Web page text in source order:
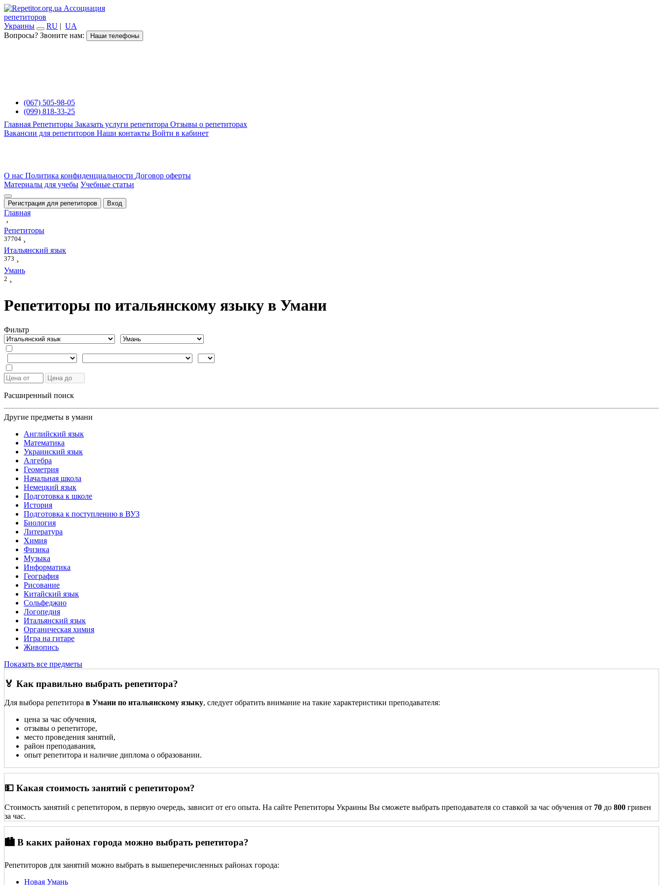
Ассоциация
репетиторов
Украины
RU | UA
Вопросы? Звоните нам:
Наши телефоны
(067) 505-98-05
(099) 818-33-25
Главная Репетиторы Заказать услуги репетитора Отзывы о репетиторах
Вакансии для репетиторов Наши контакты Войти в кабинет
О нас Политика конфиденциальности Договор оферты
Материалы для учебы Учебные статьи
Регистрация для репетиторов Вход
Главная
›
Репетиторы
37704 ›
Итальянский язык
373 ›
Умань
2 ›
Репетиторы по итальянскому языку в Умани
Фильтр
Расширенный поиск
Другие предметы в умани
Английский язык
Математика
Украинский язык
Алгебра
Геометрия
Начальная школа
Немецкий язык
Подготовка к школе
История
Подготовка к поступлению в ВУЗ
Биология
Литература
Химия
Физика
Музыка
Информатика
География
Рисование
Китайский язык
Сольфеджио
Логопедия
Итальянский язык
Органическая химия
Игра на гитаре
Живопись
Показать все предметы
🏅 Как правильно выбрать репетитора?
Для выбора репетитора в Умани по итальянскому языку, следует обратить внимание на такие характеристики преподавателя:
цена за час обучения,
отзывы о репетиторе,
место проведения занятий,
район преподавания,
опыт репетитора и наличие диплома о образовании.
💵 Какая стоимость занятий с репетитором?
Стоимость занятий с репетитором, в первую очередь, зависит от его опыта. На сайте Репетиторы Украины Вы сможете выбрать преподавателя со ставкой за час обучения от 70 до 800 гривен
за час.
🏙️ В каких районах города можно выбрать репетитора?
Репетиторов для занятий можно выбрать в вышеперечисленных районах города:
Новая Умань